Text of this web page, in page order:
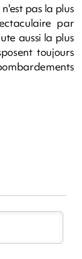
pas la plus
par
aussi la plus
toujours